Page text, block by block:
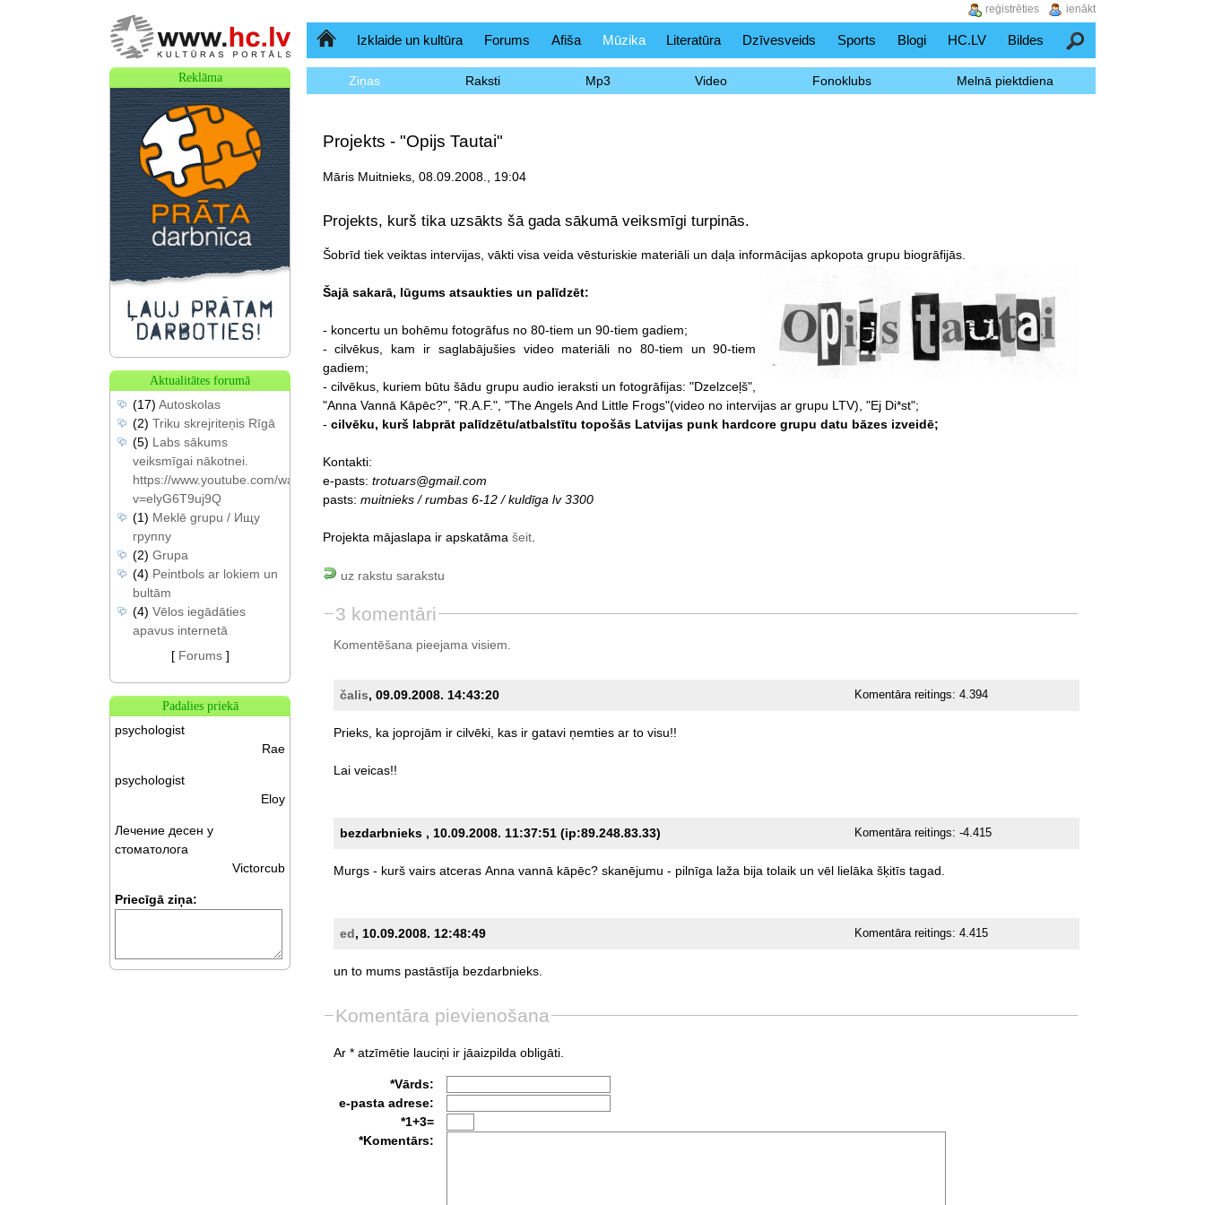
SākumlapaIzklaide un kultūra Forums Afiša Mūzika Literatūra Dzīvesveids Sports Blogi HC.LV Bildes Meklēšana
Ziņas Raksti Mp3 Video Fonoklubs Melnā piektdiena
Projekts - "Opijs Tautai"
Māris Muitnieks, 08.09.2008., 19:04
Projekts, kurš tika uzsākts šā gada sākumā veiksmīgi turpinās.
Šobrīd tiek veiktas intervijas, vākti visa veida vēsturiskie materiāli un daļa informācijas apkopota grupu biogrāfijās.
Šajā sakarā, lūgums atsaukties un palīdzēt:
- koncertu un bohēmu fotogrāfus no 80-tiem un 90-tiem gadiem;
- cilvēkus, kam ir saglabājušies video materiāli no 80-tiem un 90-tiem
gadiem;
- cilvēkus, kuriem būtu šādu grupu audio ieraksti un fotogrāfijas: "Dzelzceļš",
"Anna Vannā Kāpēc?", "R.A.F.", "The Angels And Little Frogs"(video no intervijas ar grupu LTV), "Ej Di*st";
- cilvēku, kurš labprāt palīdzētu/atbalstītu topošās Latvijas punk hardcore grupu datu bāzes izveidē;
Kontakti:
e-pasts: trotuars@gmail.com
pasts: muitnieks / rumbas 6-12 / kuldīga lv 3300
Projekta mājaslapa ir apskatāma šeit.
uz rakstu sarakstu
3 komentāri
Komentēšana pieejama visiem.
čalis, 09.09.2008. 14:43:20 Komentāra reitings:4.394
Prieks, ka joprojām ir cilvēki, kas ir gatavi ņemties ar to visu!!
Lai veicas!!
bezdarbnieks , 10.09.2008. 11:37:51 (ip:89.248.83.33) Komentāra reitings:-4.415
Murgs - kurš vairs atceras Anna vannā kāpēc? skanējumu - pilnīga laža bija tolaik un vēl lielāka šķitīs tagad.
ed, 10.09.2008. 12:48:49 Komentāra reitings:4.415
un to mums pastāstīja bezdarbnieks.
Komentāra pievienošana
Ar * atzīmētie lauciņi ir jāaizpilda obligāti.
*Vārds:
e-pasta adrese:
*1+3=
*Komentārs:
Reklāma
Aktualitātes forumā
(17) Autoskolas
(2) Triku skrejriteņis Rīgā
(5) Labs sākums
veiksmīgai nākotnei.
https://www.youtube.com/watch?
v=elyG6T9uj9Q
(1) Meklē grupu / Ищу
группу
(2) Grupa
(4) Peintbols ar lokiem un
bultām
(4) Vēlos iegādāties
apavus internetā
[ Forums]
Padalies priekā
psychologist
Rae
psychologist
Eloy
Лечение десен у
стоматолога
Victorcub
Priecīgā ziņa:
ienākt
reģistrēties